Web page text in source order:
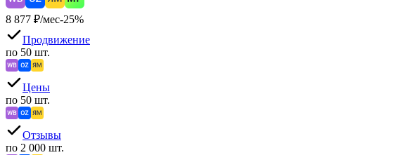
8 877 ₽/мес-25%
Продвижение
по 50 шт.
Цены
по 50 шт.
Отзывы
по 2 000 шт.